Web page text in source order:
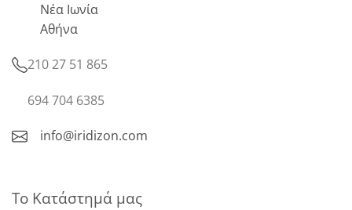
Νέα Ιωνία
Αθήνα
210 27 51 865
694 704 6385
info@iridizon.com
Το Κατάστημά μας